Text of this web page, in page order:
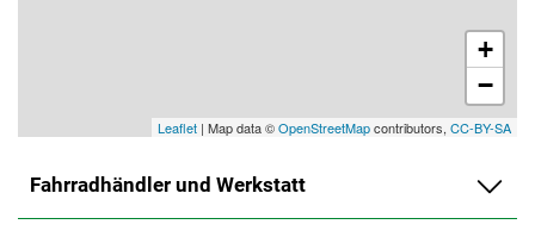
+
−
Leaflet | Map data ©OpenStreetMapcontributors, CC-BY-SA
Fahrradhändler und Werkstatt